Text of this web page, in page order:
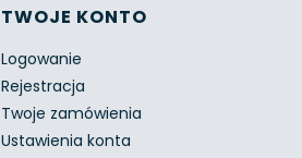
Linki w stopce
TWOJE KONTO
Logowanie
Rejestracja
Twoje zamówienia
Ustawienia konta